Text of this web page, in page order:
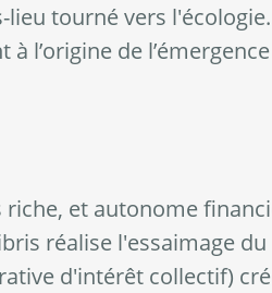
tourné vers
à l’origine de l’émergence
riche, et autonome
réalise l'essaimage
d'intérêt collectif)